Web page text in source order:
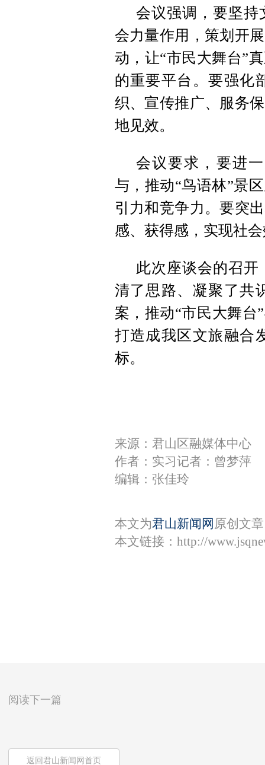
会议强调，要坚持
会力量作用，策划开
动，让“市民大舞台”
的重要平台。要强化
织、宣传推广、服务
地见效。
会议要求，要进
与，推动“鸟语林”景
引力和竞争力。要突
感、获得感，实现社
此次座谈会的召
清了思路、凝聚了共
案，推动“市民大舞台
打造成我区文旅融合
标。
来源：君山区融媒体中心
作者：实习记者：曾梦萍
编辑：张佳玲
本文为君山新闻网 原创文
本文链接： http://
阅读下一篇
返回君山新闻网首页